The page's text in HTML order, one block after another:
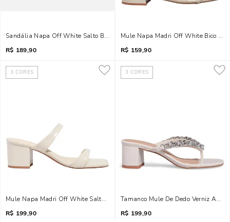
Sandália Napa Off White Salto Bloco Baixo
R$ 189,90
Mule Napa Madri Off White Bico
R$ 159,90
3 CORES
Mule Napa Madri Off White Salto Bloco Baixo
R$ 199,90
3 CORES
Tamanco Mule De Dedo Verniz
R$ 199,90